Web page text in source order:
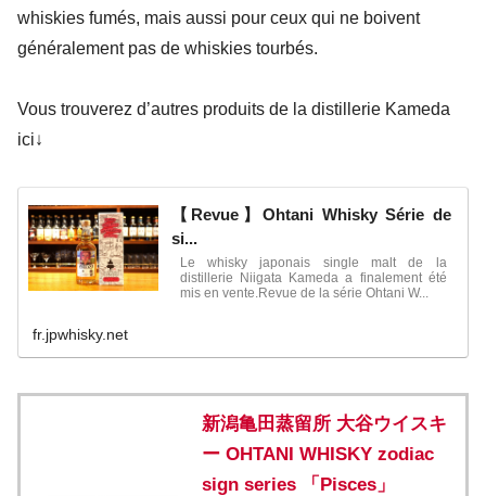
whiskies fumés, mais aussi pour ceux qui ne boivent
généralement pas de whiskies tourbés.
Vous trouverez d’autres produits de la distillerie Kameda
ici↓
【Revue】Ohtani Whisky Série de
si...
Le whisky japonais single malt de la
distillerie Niigata Kameda a finalement été
mis en vente.Revue de la série Ohtani W...
fr.jpwhisky.net
新潟亀田蒸留所 大谷ウイスキ
ー OHTANI WHISKY zodiac
sign series 「Pisces」